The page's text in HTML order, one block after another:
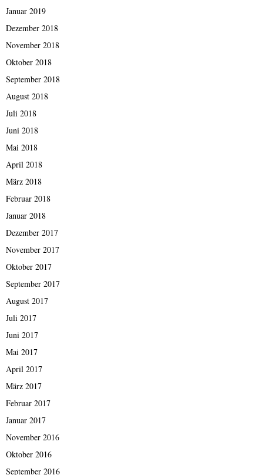
Januar 2019
Dezember 2018
November 2018
Oktober 2018
September 2018
August 2018
Juli 2018
Juni 2018
Mai 2018
April 2018
März 2018
Februar 2018
Januar 2018
Dezember 2017
November 2017
Oktober 2017
September 2017
August 2017
Juli 2017
Juni 2017
Mai 2017
April 2017
März 2017
Februar 2017
Januar 2017
November 2016
Oktober 2016
September 2016